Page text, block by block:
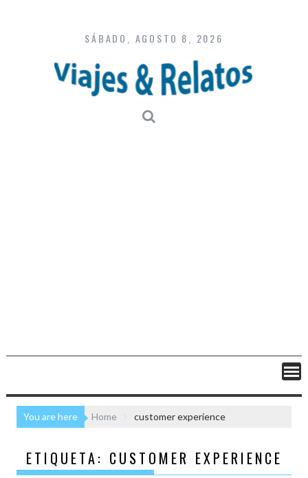
content
SÁBADO, AGOSTO 8, 2026
You are here Home customer experience
ETIQUETA: CUSTOMER EXPERIENCE